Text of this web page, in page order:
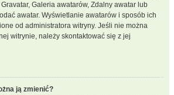
Galeria awatarów, Zdalny awatar lub
awatar. Wyświetlanie awatarów i sposób ich
od administratora witryny. Jeśli nie można
witrynie, należy skontaktować się z jej
ją zmienić?